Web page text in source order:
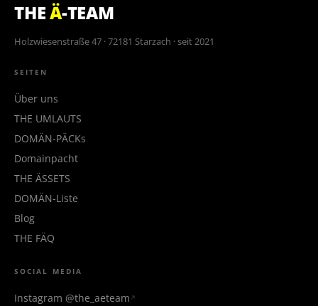
THEÄ-TEAM
Holzwiesenstraße 47 · 72181 Starzach · seit 2021
SEITEN
Über uns
THE UMLAUTS
DOMÄN-PÄCKs
Domainpacht
THE ÄSSETS
DOMÄN-Liste
Blog
THE FÄQ
SOCIAL MEDIA
Instagram @the_aeteam